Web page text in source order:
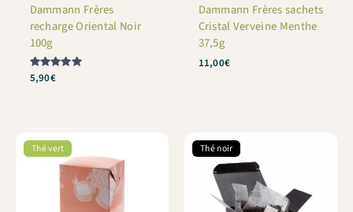
Dammann Frères
recharge Oriental Noir
100g
Note
5
5,90€
Dammann Frères sachets
Cristal Verveine Menthe
37,5g
11,00€
Thé vert Thé noir